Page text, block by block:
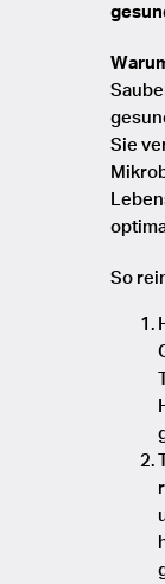
Sie
So